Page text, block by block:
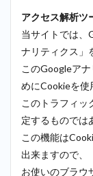
アクセス解析ツ
当サイトでは、
ナリティクス」
このGoogleア
めにCookieを使
このトラフィッ
定するものでは
この機能は
出来ますので、
お使いのブラウ